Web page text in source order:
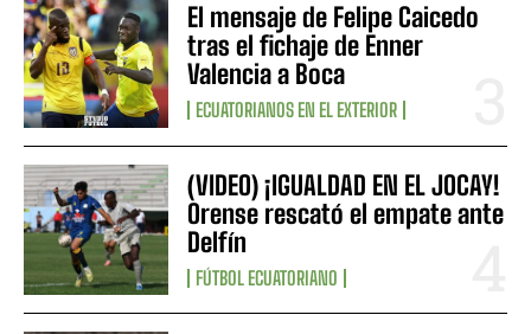
El mensaje de Felipe Caicedo
tras el fichaje de Enner
Valencia a Boca
ECUATORIANOS EN EL EXTERIOR
(VIDEO) ¡IGUALDAD EN EL JOCAY!
Orense rescató el empate ante
Delfín
FÚTBOL ECUATORIANO